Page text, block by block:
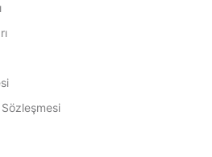
Sözleşmesi